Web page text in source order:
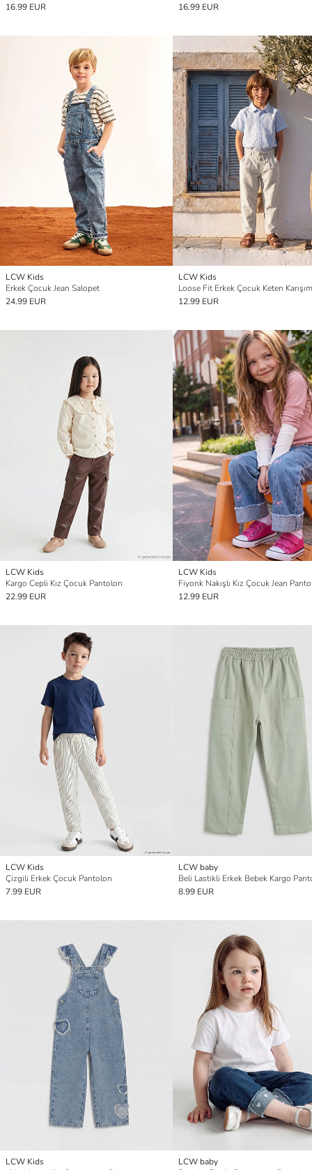
16.99 EUR
16.99 EUR
LCW Kids
Erkek Çocuk Jean Salopet
24.99 EUR
LCW Kids
12.99 EUR
LCW Kids
Kargo Cepli Kız Çocuk Pantolon
22.99 EUR
LCW Kids
Fiyonk Nakışlı Kız Çocuk Jean
12.99 EUR
LCW Kids
Çizgili Erkek Çocuk Pantolon
7.99 EUR
LCW baby
Beli Lastikli Erkek Bebek Kargo
8.99 EUR
LCW Kids
LCW baby